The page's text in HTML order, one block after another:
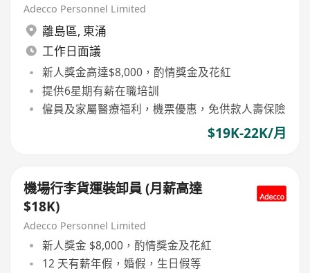
Adecco Personnel Limited
離島區, 東涌
工作日面議
新人獎金高達$8,000，酌情獎金及花紅
提供6星期有薪在職培訓
僱員及家屬醫療福利，機票優惠，免供款人壽保險
$19K-22K/月
機場行李貨運裝卸員 (月薪高達
$18K)
Adecco Personnel Limited
新人獎金 $8,000，酌情獎金及花紅
12 天有薪年假，婚假，生日假等